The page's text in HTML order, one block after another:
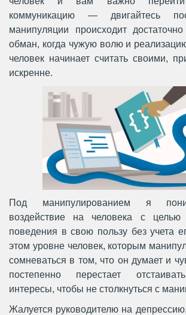
коммуникацию — двигайтесь
манипуляции происходит
обман, когда чужую волю и
человек начинает считать своими,
искренне.
Под манипулированием я
воздействие на человека с целью
поведения в свою пользу без учета
этом уровне человек, которым
сомневаться в том, что он думает и
постепенно перестает
интересы, чтобы не столкнуться с
Жалуется руководителю на